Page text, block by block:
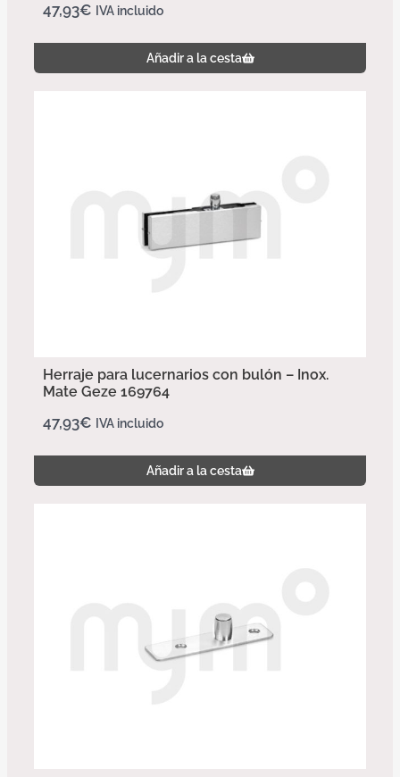
47,93€ IVA incluido
Añadir a la cesta
Herraje para lucernarios con bulón – Inox.
Mate Geze 169764
47,93€ IVA incluido
Añadir a la cesta